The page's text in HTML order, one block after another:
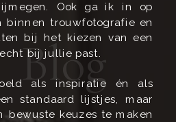
Blog
Ook ga ik in op
binnen trouwfotografie en
bij het kiezen van een
bij jullie past.
als inspiratie én als
standaard lijstjes, maar
bewuste keuzes te maken